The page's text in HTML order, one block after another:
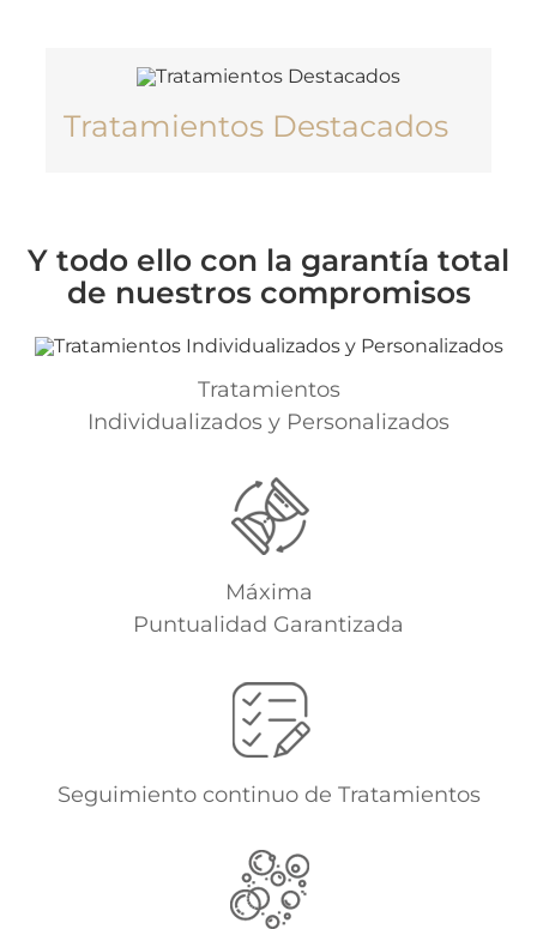
Tratamientos Destacados
Y todo ello con la garantía total
de nuestros compromisos
Tratamientos
Individualizados y Personalizados
Máxima
Puntualidad Garantizada
Seguimiento continuo de Tratamientos